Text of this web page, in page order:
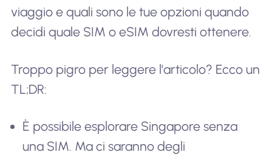
viaggio e quali sono le tue opzioni quando
decidi quale SIM o eSIM dovresti ottenere.
Troppo pigro per leggere l'articolo? Ecco un
TL;DR:
È possibile esplorare Singapore senza
una SIM. Ma ci saranno degli